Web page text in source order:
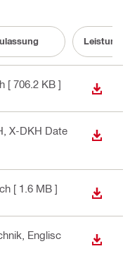
[ 706.2 KB ]
X-DKH Date
[ 1.6 MB ]
, Englisc